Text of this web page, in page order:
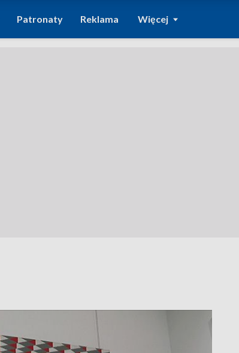
Patronaty Reklama Więcej